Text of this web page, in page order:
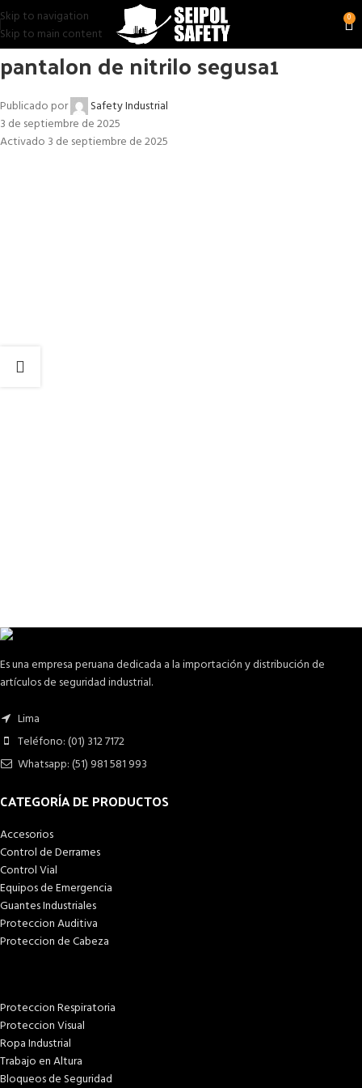
Skip to navigation
Skip to main content
0
pantalon de nitrilo segusa1
Publicado por
Safety Industrial
3 de septiembre de 2025
Activado 3 de septiembre de 2025
Es una empresa peruana dedicada a la importación y distribución de
artículos de seguridad industrial.
Lima
Teléfono: (01) 312 7172
Whatsapp: (51) 981 581 993
CATEGORÍA DE PRODUCTOS
Accesorios
Control de Derrames
Control Vial
Equipos de Emergencia
Guantes Industriales
Proteccion Auditiva
Proteccion de Cabeza
Proteccion Respiratoria
Proteccion Visual
Ropa Industrial
Trabajo en Altura
Bloqueos de Seguridad